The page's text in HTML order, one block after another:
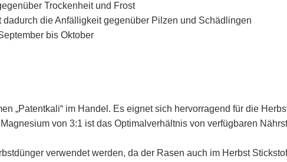
Trockenheit und Frost
die Anfälligkeit gegenüber Pilzen und Schädlingen
bis Oktober
„Patentkali“ im Handel. Es eignet sich hervorragend für die
von 3:1 ist das Optimalverhältnis von verfügbaren
verwendet werden, da der Rasen auch im Herbst